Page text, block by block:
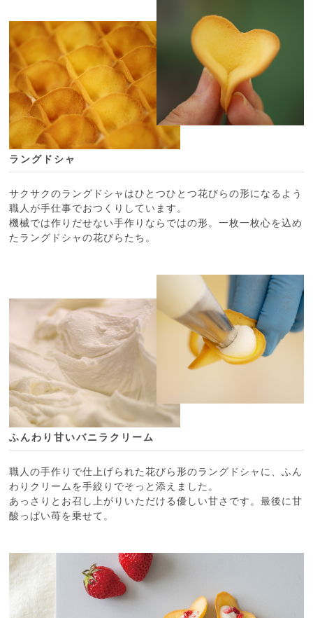
ラングドシャ
サクサクのラングドシャはひとつひとつ花びらの形になるよう
職人が手仕事でおつくりしています。
機械では作りだせない手作りならではの形。一枚一枚心を込め
たラングドシャの花びらたち。
ふんわり甘いバニラクリーム
職人の手作りで仕上げられた花びら形のラングドシャに、ふん
わりクリームを手絞りでそっと添えました。
あっさりとお召し上がりいただける優しい甘さです。最後に甘
酸っぱい苺を乗せて。